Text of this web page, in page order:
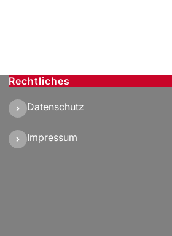
Rechtliches
Datenschutz
Impressum